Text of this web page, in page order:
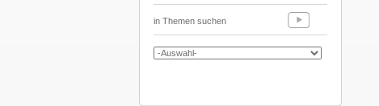
in Themen suchen